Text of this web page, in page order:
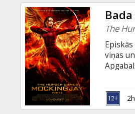
The
viņas
uzvarai
valodā.